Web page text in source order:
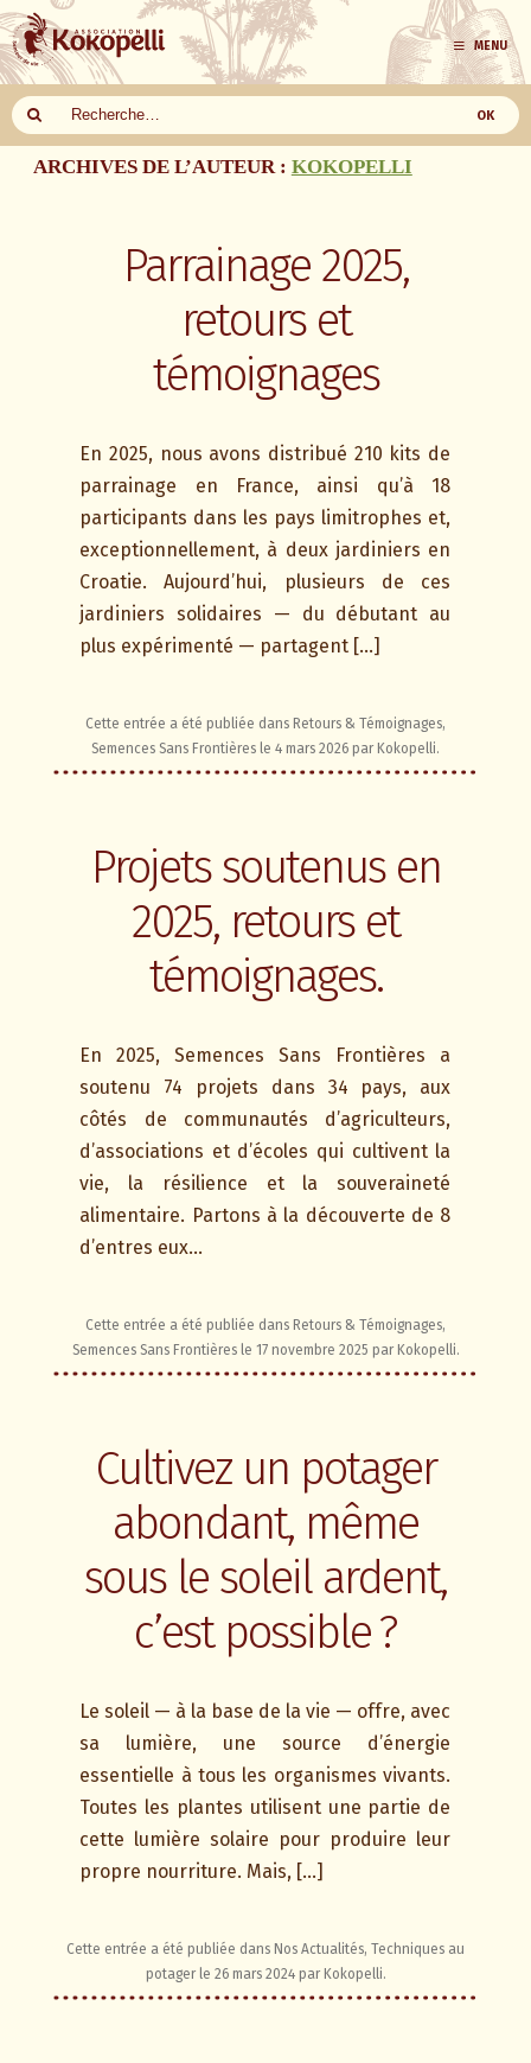
Aller
MENU
ARCHIVES DE L’AUTEUR : KOKOPELLI
Parrainage 2025,
retours et
témoignages
En 2025, nous avons distribué 210 kits de
parrainage en France, ainsi qu’à 18
participants dans les pays limitrophes et,
exceptionnellement, à deux jardiniers en
Croatie. Aujourd’hui, plusieurs de ces
jardiniers solidaires — du débutant au
plus expérimenté — partagent […]
Cette entrée a été publiée dans Retours & Témoignages,
Semences Sans Frontières le 4 mars 2026 par Kokopelli.
Projets soutenus en
2025, retours et
témoignages.
En 2025, Semences Sans Frontières a
soutenu 74 projets dans 34 pays, aux
côtés de communautés d’agriculteurs,
d’associations et d’écoles qui cultivent la
vie, la résilience et la souveraineté
alimentaire. Partons à la découverte de 8
d’entres eux…
Cette entrée a été publiée dans Retours & Témoignages,
Semences Sans Frontièresle 17 novembre 2025 par Kokopelli.
Cultivez un potager
abondant, même
sous le soleil ardent,
c’est possible ?
Le soleil — à la base de la vie — offre, avec
sa lumière, une source d’énergie
essentielle à tous les organismes vivants.
Toutes les plantes utilisent une partie de
cette lumière solaire pour produire leur
propre nourriture. Mais, […]
Cette entrée a été publiée dans Nos Actualités, Techniques au
potagerle 26 mars 2024 par Kokopelli.